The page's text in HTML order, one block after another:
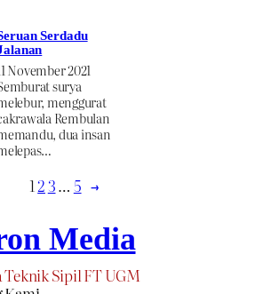
Serdadu
November 2021
surya
menggurat
Rembulan
dua insan
12 3… 5 →
Media
Teknik Sipil FT UGM